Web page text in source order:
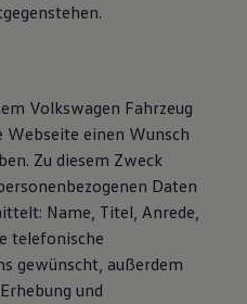
Volkswagen Fahrzeug
Webseite einen Wunsch
Zu diesem Zweck
Daten
Name, Titel, Anrede,
telefonische
gewünscht, außerdem
und